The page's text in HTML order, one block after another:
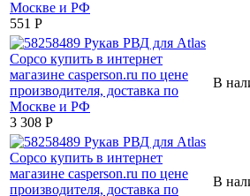
‍551‍ Р
3 308 Р
В
В